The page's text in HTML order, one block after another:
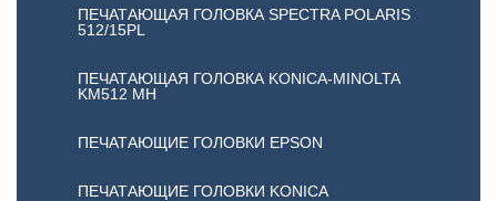
ПЕЧАТАЮЩАЯ ГОЛОВКА SPECTRA POLARIS
512/15PL
ПЕЧАТАЮЩАЯ ГОЛОВКА KONICA-MINOLTA
KM512 MH
ПЕЧАТАЮЩИЕ ГОЛОВКИ EPSON
ПЕЧАТАЮЩИЕ ГОЛОВКИ KONICA